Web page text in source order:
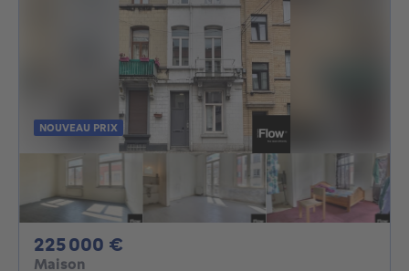
NOUVEAU PRIX
225 000 €
Maison